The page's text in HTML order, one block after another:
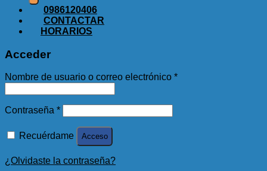
0986120406
CONTACTAR
HORARIOS
Acceder
Nombre de usuario o correo electrónico *
Contraseña *
Recuérdame Acceso
¿Olvidaste la contraseña?